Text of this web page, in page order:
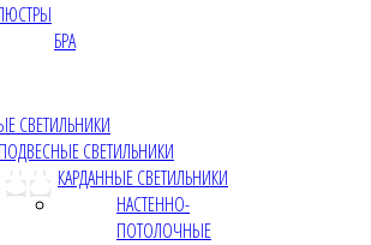
БРА
СВЕТИЛЬНИКИ
ПОДВЕСНЫЕ СВЕТИЛЬНИКИ
КАРДАННЫЕ СВЕТИЛЬНИКИ
НАСТЕННО-
ПОТОЛОЧНЫЕ